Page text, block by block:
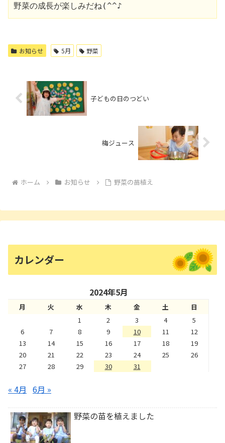
野菜の成長が楽しみだね(^^♪
お知らせ 5月 野菜
子どもの日のつどい
梅ジュース
ホーム お知らせ 野菜の苗植え
カレンダー
2024年5月
月 火 水 木 金 土
日
1
2 3 4
5
6
7 8 9 10 11
12
13
14 15 16 17 18
19
20
21 22 23 24 25
26
27
28 29 30 31
« 4月 6月 »
野菜の苗を植えました